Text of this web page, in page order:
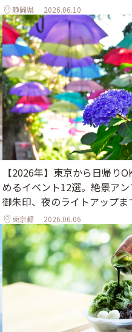
静岡県 2026.06.10
【2026年】東京から日帰り
めるイベント12選。絶景ア
御朱印、夜のライトアップま
東京都 2026.06.06